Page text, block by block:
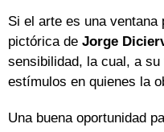
Si el arte es una
pictórica de Jorge
sensibilidad, la cual, a
estímulos en quienes la
Una buena oportunidad